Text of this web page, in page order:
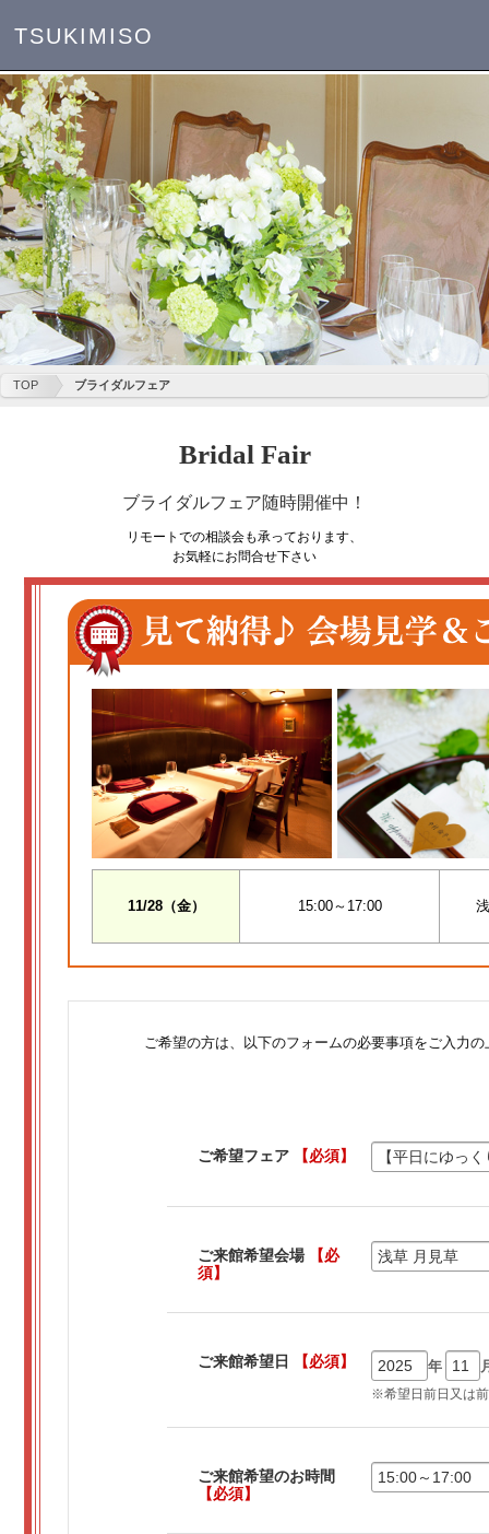
TSUKIMISO
TOP ブライダルフェア
Bridal Fair
ブライダルフェア随時開催中！
リモートでの相談会も承っております、
お気軽にお問合せ下さい
11/28（金） 15:00～17:00